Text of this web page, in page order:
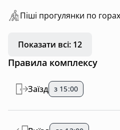
Пiшi прoгулянки пo горах
Показати всі: 12
Правила комплексу
Заїзд з 15:00